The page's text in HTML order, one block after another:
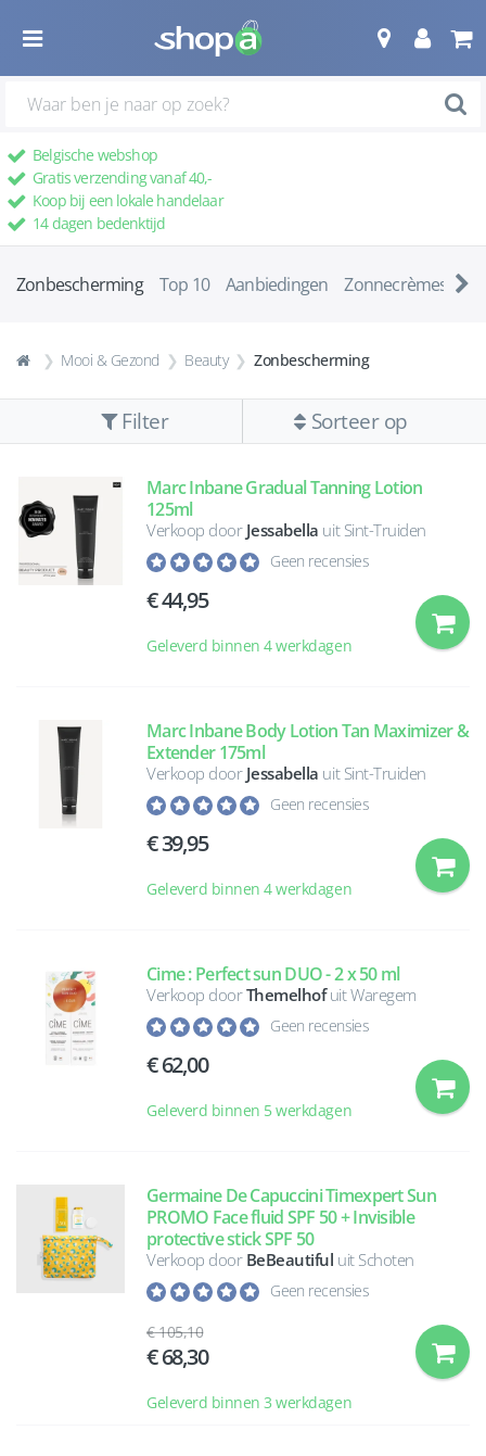
Belgische webshop
Gratis verzending vanaf 40,-
Koop bij een lokale handelaar
14 dagen bedenktijd
Zonbescherming Top 10 Aanbiedingen Zonnecrèmes
Mooi & Gezond Beauty Zonbescherming
Filter Sorteer op
Marc Inbane Gradual Tanning Lotion
125ml
Verkoop door Jessabella uit Sint-Truiden
Geen recensies
44,95
Geleverd binnen 4 werkdagen
Marc Inbane Body Lotion Tan Maximizer &
Extender 175ml
Verkoop door Jessabella uit Sint-Truiden
Geen recensies
39,95
Geleverd binnen 4 werkdagen
Cime : Perfect sun DUO - 2 x 50 ml
Verkoop doorThemelhofuit Waregem
Geen recensies
62,00
Geleverd binnen 5 werkdagen
Germaine De Capuccini Timexpert Sun
PROMO Face fluid SPF 50 + Invisible
protective stick SPF 50
Verkoop door BeBeautiful uit Schoten
Geen recensies
105,10
68,30
Geleverd binnen 3 werkdagen